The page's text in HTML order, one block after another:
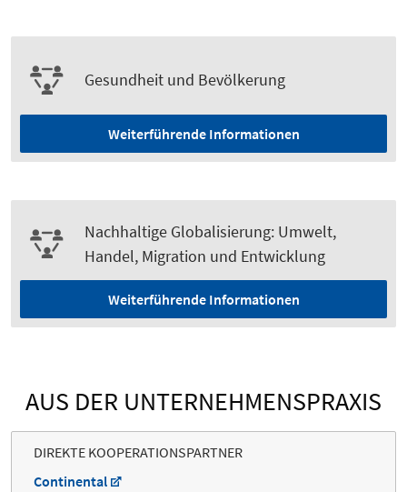
Gesundheit und Bevölkerung
Weiterführende Informationen
Nachhaltige Globalisierung: Umwelt,
Handel, Migration und Entwicklung
Weiterführende Informationen
AUS DER UNTERNEHMENSPRAXIS
DIREKTE KOOPERATIONSPARTNER
Continental